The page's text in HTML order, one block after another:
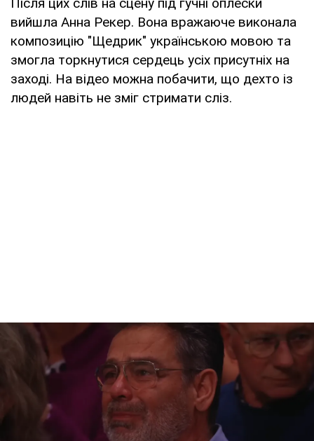
вийшла Анна Рекер. Вона вражаюче виконала
композицію "Щедрик" українською мовою та
змогла торкнутися сердець усіх присутніх на
заході. На відео можна побачити, що дехто із
людей навіть не зміг стримати сліз.